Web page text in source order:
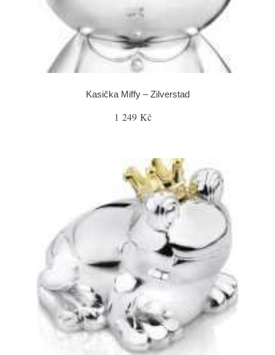
Kasička Miffy – Zilverstad
1 249 Kč